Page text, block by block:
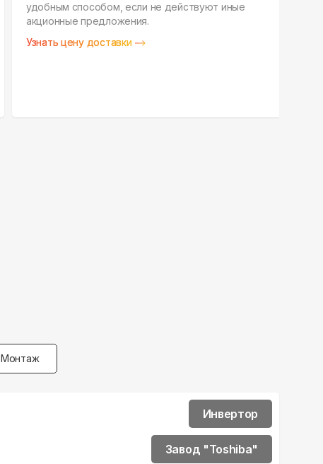
удобным способом, если не действуют иные
акционные предложения.
Узнать цену доставки
Монтаж
Инвертор
Завод "Toshiba"